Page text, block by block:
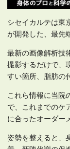
シセイカルテは東
が開発した、最先
最新の画像解析技
撮影するだけで、
すい箇所、脂肪の
これら情報に当院
で、これまでのケ
に合ったオーダー
姿勢を整えると、